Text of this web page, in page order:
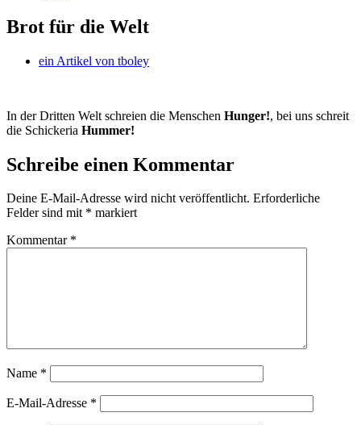
Brot für die Welt
ein Artikel von tboley
In der Dritten Welt schreien die Menschen Hunger!, bei uns schreit
die Schickeria Hummer!
Schreibe einen Kommentar
Deine E-Mail-Adresse wird nicht veröffentlicht. Erforderliche
Felder sind mit * markiert
Kommentar *
Name *
E-Mail-Adresse *